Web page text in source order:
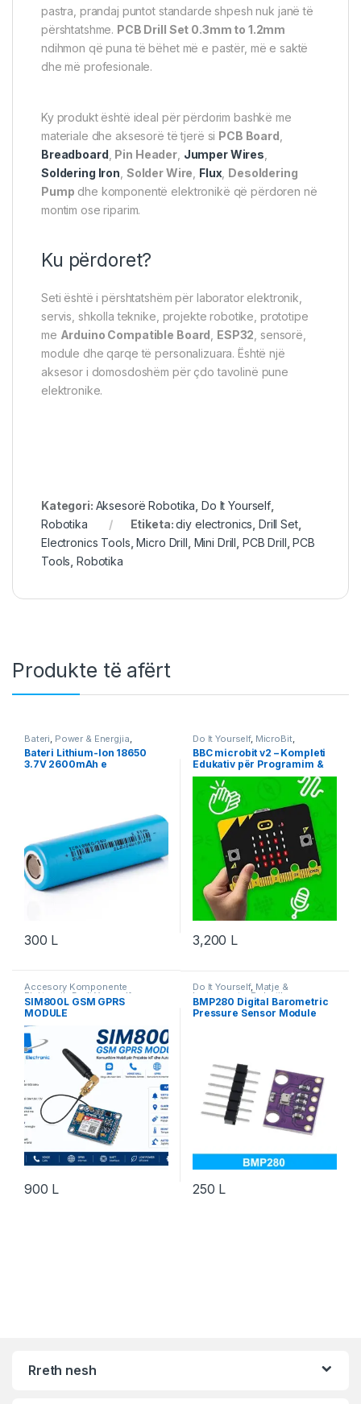
pastra, prandaj puntot standarde shpesh nuk janë të
përshtatshme. PCB Drill Set 0.3mm to 1.2mm
ndihmon që puna të bëhet më e pastër, më e saktë
dhe më profesionale.
Ky produkt është ideal për përdorim bashkë me
materiale dhe aksesorë të tjerë si PCB Board
Breadboard Pin Header, Jumper Wires
Soldering Iron Solder Wire Flux Desoldering
Pump dhe komponentë elektronikë që përdoren në
montim ose riparim.
Ku përdoret?
Seti është i përshtatshëm për laborator elektronik,
servis, shkolla teknike, projekte robotike, prototipe
me Arduino Compatible Board ESP32 , sensorë,
module dhe qarqe të personalizuara. Është një
aksesor i domosdoshëm për çdo tavolinë pune
elektronike.
Kategori: Aksesorë Robotika Do It Yourself
Robotika
Etiketa:diy electronics Drill Set,
Electronics Tools ,Micro Drill Mini Drill PCB Drill ,PCB
Tools ,Robotika
Produkte të afërt
Bateri Power & Energjia
Robotika
Bateri Lithium-Ion 18650
3.7V 2600mAh e
300 L
Do It Yourself, MicroBit,
Microcontroller Projekte &
Starter Kit,Robotika
BBC microbit v2 – Kompleti
Edukativ për Programim &
Robotikë
3,200 L
Accesory Komponente
Elektronik Do It Yourself,
Komponente Elektronik
Komunikim & IoT
SIM800L GSM GPRS
MODULE
900 L
Do It Yourself, Matje &
Instrumente, Robotika
BMP280 Digital Barometric
Pressure Sensor Module
250 L
Rreth nesh